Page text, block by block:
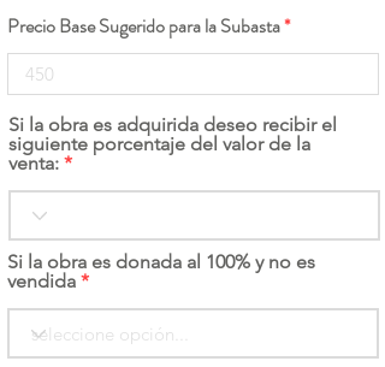
Precio Base Sugerido para la Subasta
Si la obra es adquirida deseo recibir el
siguiente porcentaje del valor de la
venta:
Si la obra es donada al 100% y no es
vendida